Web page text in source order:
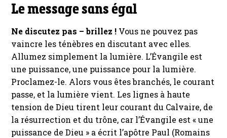
Le message sans égal
Ne discutez pas – brillez ! Vous ne pouvez pas
vaincre les ténèbres en discutant avec elles.
Allumez simplement la lumière. L’Évangile est
une puissance, une puissance pour la lumière.
Proclamez-le. Alors vous êtes branchés, le courant
passe, et la lumière vient. Les lignes à haute
tension de Dieu tirent leur courant du Calvaire, de
la résurrection et du trône, car l’Évangile est « une
puissance de Dieu » a écrit l’apôtre Paul (Romains